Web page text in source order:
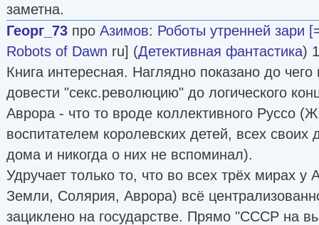
заметна.
Георг_73 про Азимов: Роботы утренней зари
Robots of Dawn ru] (Детективная фантастика)
Книга интересная. Наглядно показано до
довести "секс.революцию" до логического
Аврора - что то вроде коллективного Руссо
воспитателем королевских детей, всех своих
дома и никогда о них не вспоминал).
Удручает только то, что во всех трёх мирах у
Земли, Солярия, Аврора) всё
зациклено на государстве. Прямо "СССР на